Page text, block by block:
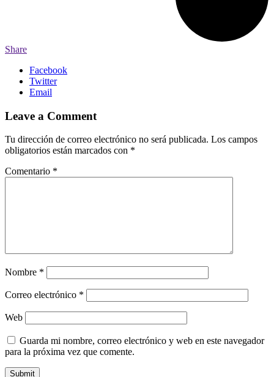
Share
Facebook
Twitter
Email
Leave a Comment
Tu dirección de correo electrónico no será publicada. Los campos
obligatorios están marcados con *
Comentario *
Nombre *
Correo electrónico *
Web
Guarda mi nombre, correo electrónico y web en este navegador
para la próxima vez que comente.